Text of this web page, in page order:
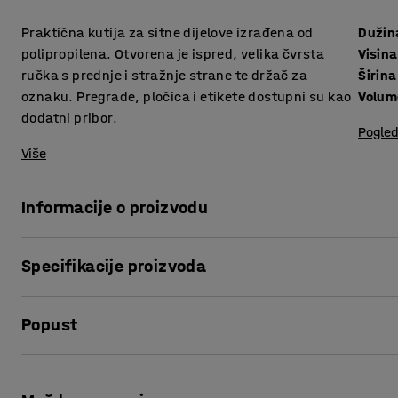
Praktična kutija za sitne dijelove izrađena od
polipropilena. Otvorena je ispred, velika čvrsta
ručka s prednje i stražnje strane te držač za
oznaku. Pregrade, pločica i etikete dostupni su kao
dodatni pribor.
Više
Visina
Širina
Informacije o proizvodu
police!
Specifikacije proizvoda
Visina: 95
Visina, Unutarnja
88
Popust